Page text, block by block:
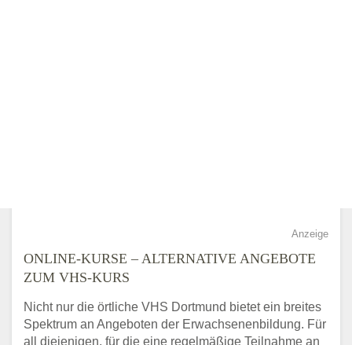
Anzeige
ONLINE-KURSE – ALTERNATIVE ANGEBOTE
ZUM VHS-KURS
Nicht nur die örtliche VHS Dortmund bietet ein breites
Spektrum an Angeboten der Erwachsenenbildung. Für
all diejenigen, für die eine regelmäßige Teilnahme an